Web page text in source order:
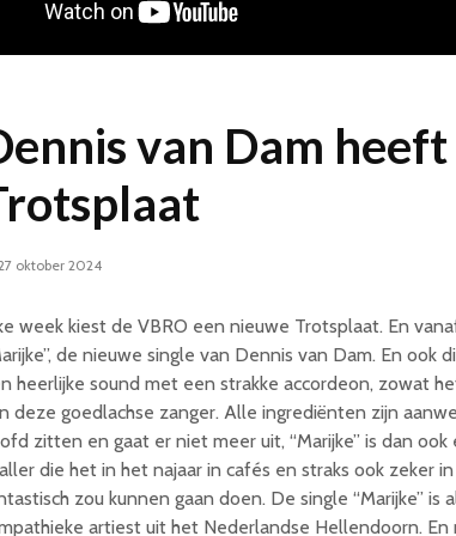
van Dam
oktober 2024
week kiest de VBRO een nieuwe Trotsplaat. En
de nieuwe single van Dennis van Dam. En ook
heerlijke sound met een strakke accordeon, zowat
deze goedlachse zanger. Alle ingrediënten zijn
zitten en gaat er niet meer uit, “Marijke” is dan
die het in het najaar in cafés en straks ook zeker
zou kunnen gaan doen. De single “Marijke” is
artiest uit het Nederlandse Hellendoorn.